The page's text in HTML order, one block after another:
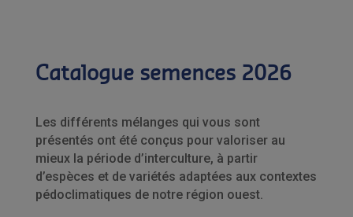
Catalogue semences 2026
Les différents mélanges qui vous sont
présentés ont été conçus pour valoriser au
mieux la période d’interculture, à partir
d’espèces et de variétés adaptées aux contextes
pédoclimatiques de notre région ouest.